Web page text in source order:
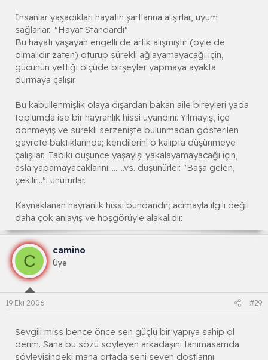
İnsanlar yaşadıkları hayatın şartlarına alışırlar, uyum
sağlarlar.. "Hayat Standardı"
Bu hayatı yaşayan engelli de artık alışmıştır (öyle de
olmalıdır zaten) oturup sürekli ağlayamayacağı için,
gücünün yettiği ölçüde birşeyler yapmaya ayakta
durmaya çalışır.
Bu kabullenmişlik olaya dışardan bakan aile bireyleri yada
toplumda ise bir hayranlık hissi uyandırır. Yılmayış, içe
dönmeyiş ve sürekli serzenişte bulunmadan gösterilen
gayrete baktıklarında; kendilerini o kalıpta düşünmeye
çalışılar.. Tabiki düşünce yaşayışı yakalayamayacağı için,
asla yapamayacaklarını.........vs. düşünürler. "Başa gelen,
çekilir..."i unuturlar.
Kaynaklanan hayranlık hissi bundandır; acımayla ilgili değil
daha çok anlayış ve hoşgörüyle alakalıdır.
C
camino
Üye
19 Eki 2006 #29
Sevgili miss bence önce sen güçlü bir yapıya sahip ol
derim. Sana bu sözü söyleyen arkadaşını tanımasamda
söyleyişindeki mana ortada seni seven dostlarını